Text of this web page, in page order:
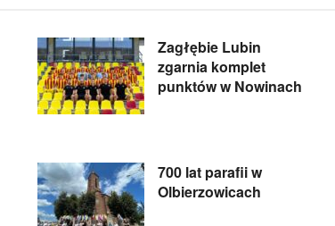
Zagłębie Lubin
zgarnia komplet
punktów w Nowinach
700 lat parafii w
Olbierzowicach